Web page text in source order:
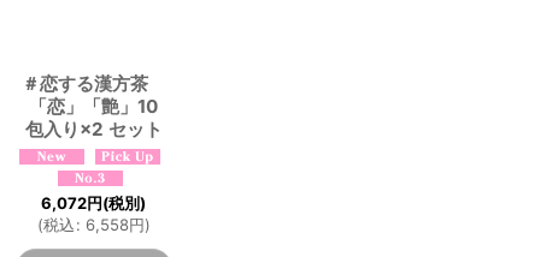
＃恋する漢方茶
「恋」「艶」10
包入り×2 セット
6,072円(税別)
(税込: 6,558円)